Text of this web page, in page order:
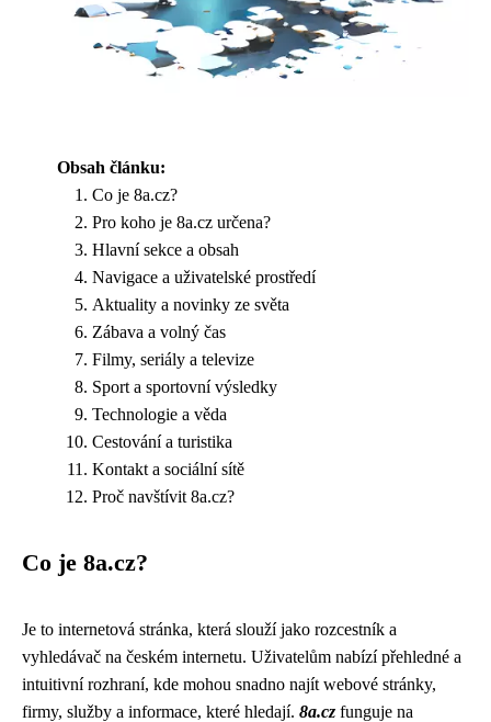
Obsah článku:
Co je 8a.cz?
Pro koho je 8a.cz určena?
Hlavní sekce a obsah
Navigace a uživatelské prostředí
Aktuality a novinky ze světa
Zábava a volný čas
Filmy, seriály a televize
Sport a sportovní výsledky
Technologie a věda
Cestování a turistika
Kontakt a sociální sítě
Proč navštívit 8a.cz?
Co je 8a.cz?
Je to internetová stránka, která slouží jako rozcestník a
vyhledávač na českém internetu. Uživatelům nabízí přehledné a
intuitivní rozhraní, kde mohou snadno najít webové stránky,
firmy, služby a informace, které hledají. 8a.cz funguje na